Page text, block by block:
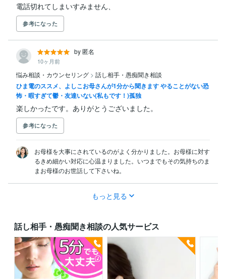
電話切れてしまいすみません、
参考になった
by 匿名
10ヶ月前
悩み相談・カウンセリング > 話し相手・愚痴聞き相談
ひま電のススメ、よしこお母さんが1分から聞きます やることがない恐
怖・暇すぎて鬱・友達いない(私もです！)孤独
楽しかったです。ありがとうございました。
参考になった
お母様を大事にされているのがよく分かりました。お母様に対す
るきめ細かい対応に心温まりました。いつまでもその気持ちのま
まお母様のお世話して下さいね。
もっと見る
話し相手・愚痴聞き相談の人気サービス